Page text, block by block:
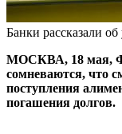
Банки рассказали
МОСКВА, 18 мая,
сомневаются, что
поступления
погашения долгов.